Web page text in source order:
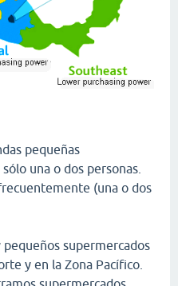
pequeñas
una o dos personas.
(una o dos
supermercados
y en la Zona Pacífico.